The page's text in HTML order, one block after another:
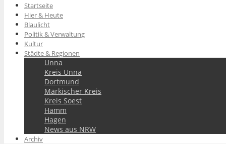
Startseite
Hier & Heute
Blaulicht
Politik & Verwaltung
Kultur
Städte & Regionen
Unna
Kreis Unna
Dortmund
Märkischer Kreis
Kreis Soest
Hamm
Hagen
News aus NRW
Archiv